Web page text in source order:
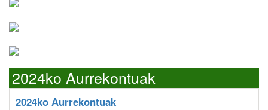
2024ko Aurrekontuak
2024ko Aurrekontuak